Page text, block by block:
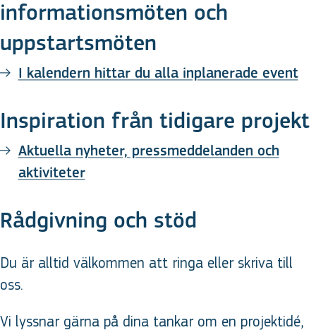
informationsmöten och
uppstartsmöten
I kalendern hittar du alla inplanerade event
Inspiration från tidigare projekt
Aktuella nyheter, pressmeddelanden och
aktiviteter
Rådgivning och stöd
Du är alltid välkommen att ringa eller skriva till
oss.
Vi lyssnar gärna på dina tankar om en projektidé,